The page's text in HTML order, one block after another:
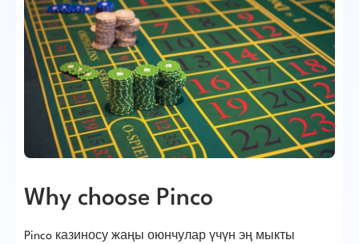
Why choose Pinco
Pinco казиносу жаңы оюнчулар үчүн эң мыкты